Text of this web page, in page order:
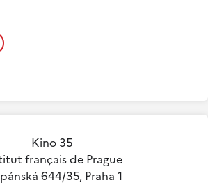
Kino 35
français de Prague
644/35, Praha 1